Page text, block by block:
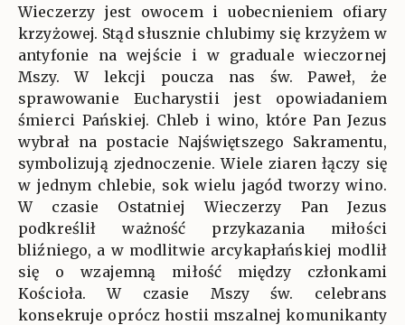
Wieczerzy jest owocem i uobecnieniem ofiary
krzyżowej. Stąd słusznie chlubimy się krzyżem w
antyfonie na wejście i w graduale wieczornej
Mszy. W lekcji poucza nas św. Paweł, że
sprawowanie Eucharystii jest opowiadaniem
śmierci Pańskiej. Chleb i wino, które Pan Jezus
wybrał na postacie Najświętszego Sakramentu,
symbolizują zjednoczenie. Wiele ziaren łączy się
w jednym chlebie, sok wielu jagód tworzy wino.
W czasie Ostatniej Wieczerzy Pan Jezus
podkreślił ważność przykazania miłości
bliźniego, a w modlitwie arcykapłańskiej modlił
się o wzajemną miłość między członkami
Kościoła. W czasie Mszy św. celebrans
konsekruje oprócz hostii mszalnej komunikanty